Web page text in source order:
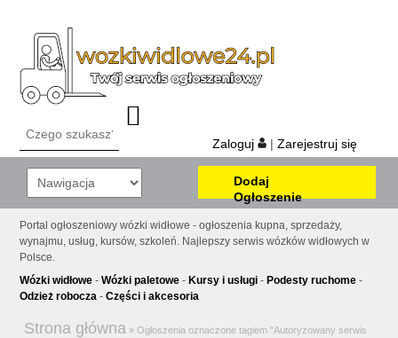
Zaloguj | Zarejestruj się
Dodaj
Ogłoszenie
Portal ogłoszeniowy wózki widłowe - ogłoszenia kupna, sprzedaży,
wynajmu, usług, kursów, szkoleń. Najlepszy serwis wózków widłowych w
Polsce.
Wózki widłowe -Wózki paletowe - Kursy i usługi - Podesty ruchome -
Odzież robocza -Części i akcesoria
Strona główna » Ogłoszenia oznaczone tagiem "Autoryzowany serwis